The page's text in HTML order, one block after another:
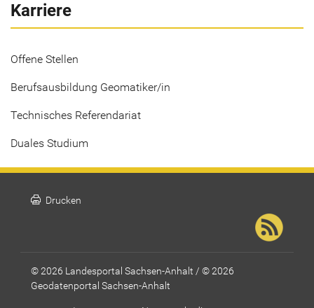
Karriere
Offene Stellen
Berufsausbildung Geomatiker/in
Technisches Referendariat
Duales Studium
print Drucken
© 2026 Landesportal Sachsen-Anhalt / © 2026
Geodatenportal Sachsen-Anhalt